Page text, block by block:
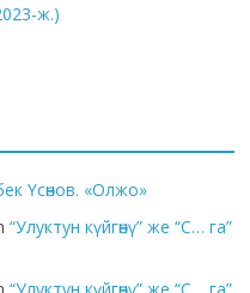
ж.)
Үсөнов. «Олжо»
“Улуктун күйгөнү” же “С… га”